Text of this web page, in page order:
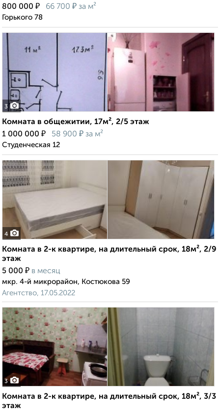
800 000 ₽ 66 700 ₽ за м²
Горького 78
3
Комната в общежитии, 17м², 2/5 этаж
1 000 000 ₽ 58 900 ₽ за м²
Студенческая 12
4
Комната в 2-к квартире, на длительный срок, 18м², 2/9
этаж
5 000 ₽ в месяц
мкр. 4-й микрорайон, Костюкова 59
Агентство, 17.05.2022
3
Комната в 2-к квартире, на длительный срок, 18м², 3/3
этаж